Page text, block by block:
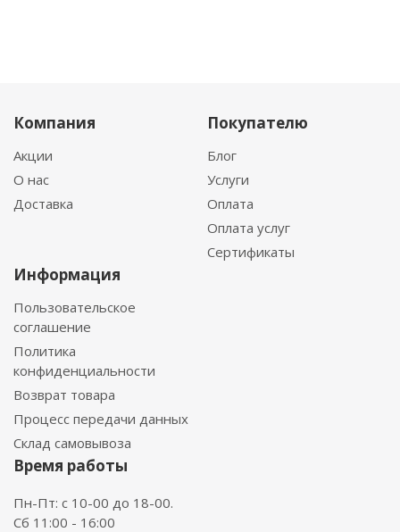
Компания
Акции
О нас
Доставка
Покупателю
Блог
Услуги
Оплата
Оплата услуг
Сертификаты
Информация
Пользовательское
соглашение
Политика
конфиденциальности
Возврат товара
Процесс передачи данных
Склад самовывоза
Время работы
Пн-Пт: с 10-00 до 18-00.
Сб 11:00 - 16:00